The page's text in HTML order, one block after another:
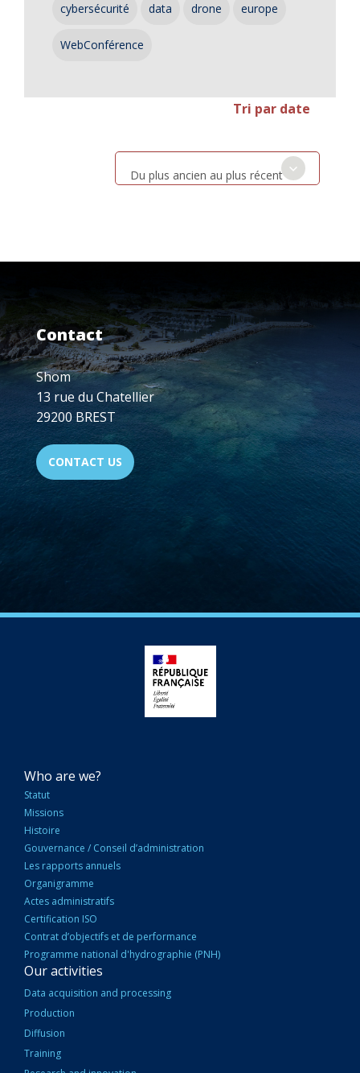
cybersécurité data drone europe
WebConférence
Tri par date
Du plus ancien au plus récent
Contact
Shom
13 rue du Chatellier
29200 BREST
CONTACT US
NAVIGATION
PRINCIPALE
Who are we?
Statut
Missions
Histoire
Gouvernance / Conseil d’administration
Les rapports annuels
Organigramme
Actes administratifs
Certification ISO
Contrat d’objectifs et de performance
Programme national d'hydrographie (PNH)
Our activities
Data acquisition and processing
Production
Diffusion
Training